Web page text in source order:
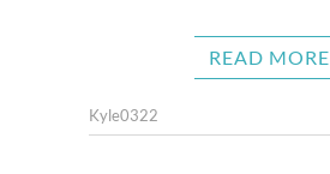
READ MORE
Kyle0322